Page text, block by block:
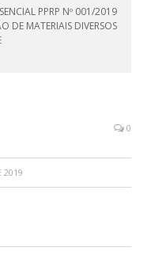
PPRP Nº 001/2019
DE MATERIAIS DIVERSOS
0
2019